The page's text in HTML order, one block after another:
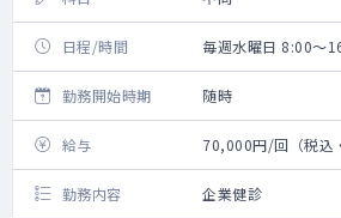
日程/時間 毎週水曜日 8:00～
勤務開始時期 随時
給与 70,000円/回（税込
勤務内容 企業健診